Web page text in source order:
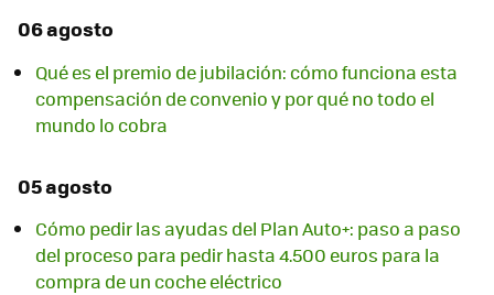
06 agosto
Qué es el premio de jubilación: cómo funciona esta
compensación de convenio y por qué no todo el
mundo lo cobra
05 agosto
Cómo pedir las ayudas del Plan Auto+: paso a paso
del proceso para pedir hasta 4.500 euros para la
compra de un coche eléctrico